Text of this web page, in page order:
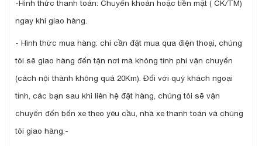
-Hình thức thanh toán: Chuyển khoản hoặc tiền mặt ( CK/TM)
ngay khi giao hàng.
- Hình thức mua hàng: chỉ cần đặt mua qua điện thoại, chúng
tôi sẽ giao hàng đến tận nơi mà không tính phí vận chuyển
(cách nội thành không quá 20Km). Đối với quý khách ngoại
tỉnh, các bạn sau khi liên hệ đặt hàng, chúng tôi sẽ vận
chuyển đến bến xe theo yêu cầu, nhà xe thanh toán và chúng
tôi giao hàng.-